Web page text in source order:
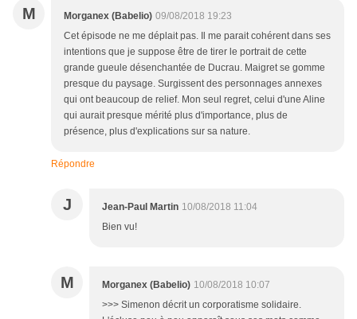
M Morganex (Babelio) 09/08/2018 19:23
Cet épisode ne me déplait pas. Il me parait cohérent dans ses
intentions que je suppose être de tirer le portrait de cette
grande gueule désenchantée de Ducrau. Maigret se gomme
presque du paysage. Surgissent des personnages annexes
qui ont beaucoup de relief. Mon seul regret, celui d'une Aline
qui aurait presque mérité plus d'importance, plus de
présence, plus d'explications sur sa nature.
Répondre
J Jean-Paul Martin 10/08/2018 11:04
Bien vu!
M Morganex (Babelio) 10/08/2018 10:07
>>> Simenon décrit un corporatisme solidaire.